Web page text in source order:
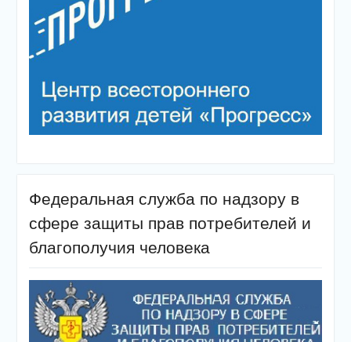
Федеральная служба по надзору в
сфере защиты прав потребителей и
благополучия человека